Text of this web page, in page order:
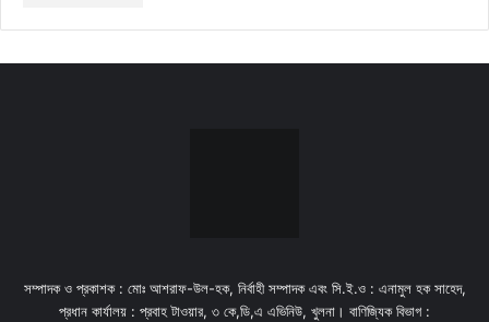
সম্পাদক ও প্রকাশক : মোঃ আশরাফ-উল-হক, নির্বাহী সম্পাদক এবং সি.ই.ও : এনামুল হক সাহেদ,
প্রধান কার্যালয় : প্রবাহ টাওয়ার, ৩ কে,ডি,এ এভিনিউ, খুলনা। বাণিজ্যিক বিভাগ :